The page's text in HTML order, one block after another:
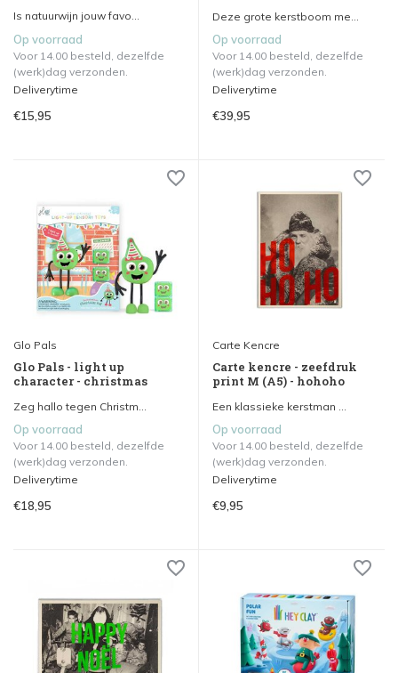
Is natuurwijn jouw favo...
Op voorraad
Voor 14.00 besteld, dezelfde
(werk)dag verzonden.
Deliverytime
€15,95
Deze grote kerstboom me...
Op voorraad
Voor 14.00 besteld, dezelfde
(werk)dag verzonden.
Deliverytime
€39,95
Glo Pals
Glo Pals - light up
character - christmas
Zeg hallo tegen Christm...
Op voorraad
Voor 14.00 besteld, dezelfde
(werk)dag verzonden.
Deliverytime
€18,95
Carte Kencre
Carte kencre - zeefdruk
print M (A5) - hohoho
Een klassieke kerstman ...
Op voorraad
Voor 14.00 besteld, dezelfde
(werk)dag verzonden.
Deliverytime
€9,95